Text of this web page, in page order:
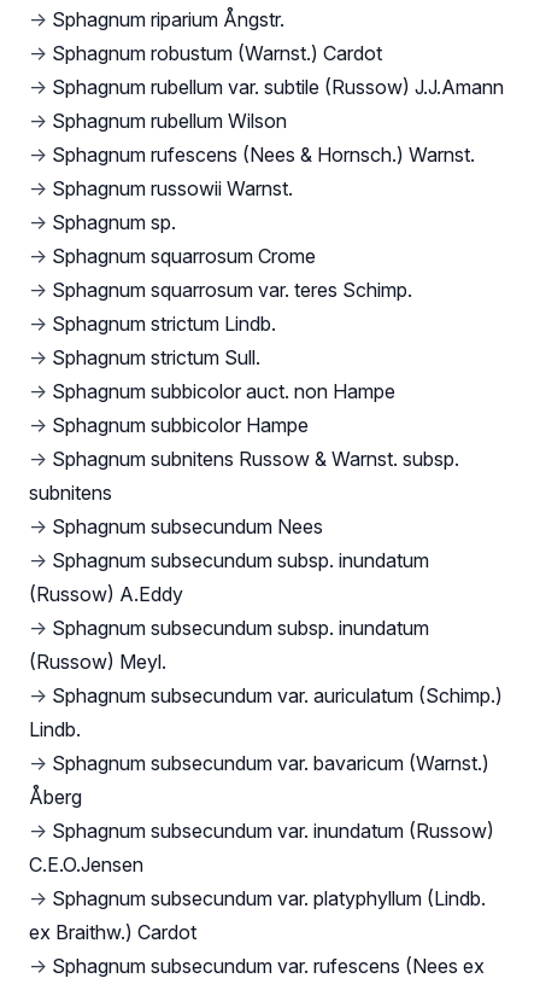
→ Sphagnum riparium Ångstr.
→ Sphagnum robustum (Warnst.) Cardot
→ Sphagnum rubellum var. subtile (Russow) J.J.Amann
→ Sphagnum rubellum Wilson
→ Sphagnum rufescens (Nees & Hornsch.) Warnst.
→ Sphagnum russowii Warnst.
→ Sphagnum sp.
→ Sphagnum squarrosum Crome
→ Sphagnum squarrosum var. teres Schimp.
→ Sphagnum strictum Lindb.
→ Sphagnum strictum Sull.
→ Sphagnum subbicolor auct. non Hampe
→ Sphagnum subbicolor Hampe
→ Sphagnum subnitens Russow & Warnst. subsp.
subnitens
→ Sphagnum subsecundum Nees
→ Sphagnum subsecundum subsp. inundatum
(Russow) A.Eddy
→ Sphagnum subsecundum subsp. inundatum
(Russow) Meyl.
→ Sphagnum subsecundum var. auriculatum (Schimp.)
Lindb.
→ Sphagnum subsecundum var. bavaricum (Warnst.)
Åberg
→ Sphagnum subsecundum var. inundatum (Russow)
C.E.O.Jensen
→ Sphagnum subsecundum var. platyphyllum (Lindb.
ex Braithw.) Cardot
→ Sphagnum subsecundum var. rufescens (Nees ex